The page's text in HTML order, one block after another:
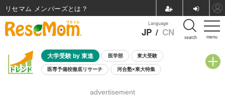
menu
Language
JP / CN search
大学受験 by 東進 医学部 東大受験
医専予備校徹底リサーチ 河合塾×東大特集
8月開催学校説明会・相談会
advertisement
リセマム メンバーズ